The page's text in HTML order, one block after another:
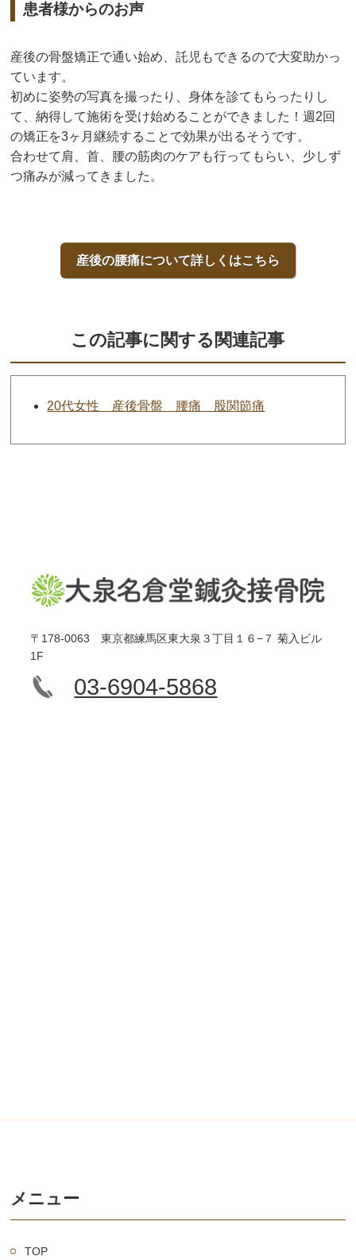
患者様からのお声
産後の骨盤矯正で通い始め、託児もできるので大変助かっ
ています。
初めに姿勢の写真を撮ったり、身体を診てもらったりし
て、納得して施術を受け始めることができました！週2回
の矯正を3ヶ月継続することで効果が出るそうです。
合わせて肩、首、腰の筋肉のケアも行ってもらい、少しず
つ痛みが減ってきました。
産後の腰痛について詳しくはこちら
この記事に関する関連記事
20代女性 産後骨盤 腰痛 股関節痛
〒178-0063 東京都練馬区東大泉３丁目１６−７ 菊入ビル
1F
03-6904-5868
メニュー
TOP